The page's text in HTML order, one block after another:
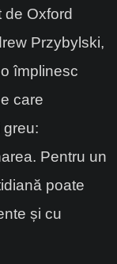
de Oxford
Przybylski,
împlinesc
care
Pentru un
poate
și cu